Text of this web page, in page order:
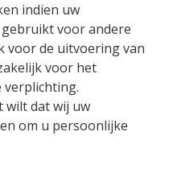
indien uw
voor andere
voor de uitvoering van
voor het
verplichting.
wilt dat wij uw
om u persoonlijke